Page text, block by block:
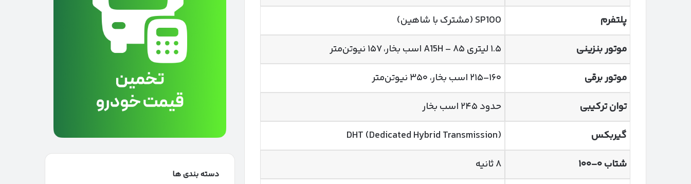
پلتفرم
SP100 (مشترک با شاهین)
موتور بنزینی
۱.۵ لیتری A15H – ۸۵ اسب بخار، ۱۵۷ نیوتن‌متر
موتور برقی
۱۶۰–۲۱۵ اسب بخار، ۳۵۰ نیوتن‌متر
توان ترکیبی
حدود ۲۴۵ اسب بخار
گیربکس
DHT (Dedicated Hybrid Transmission)
شتاب۰–۱۰۰ ۸ ثانیه
دسته بندی ها